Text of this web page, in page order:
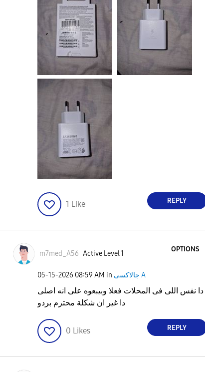
1 Like REPLY
m7med_A56 Active Level 1
OPTIONS
‎05-15-2026 08:59 AM in جالاكسى A
دا نفس اللى فى المحلات فعلا وبيبعوه على انه اصلى
دا غير ان شكلة محترم بردو
0 Likes REPLY